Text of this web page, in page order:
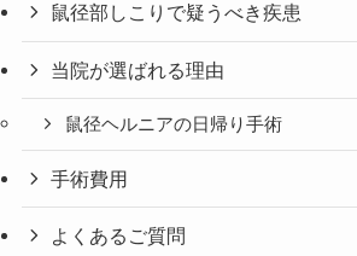
鼠径部しこりで疑うべき疾患
当院が選ばれる理由
鼠径ヘルニアの日帰り手術
手術費用
よくあるご質問